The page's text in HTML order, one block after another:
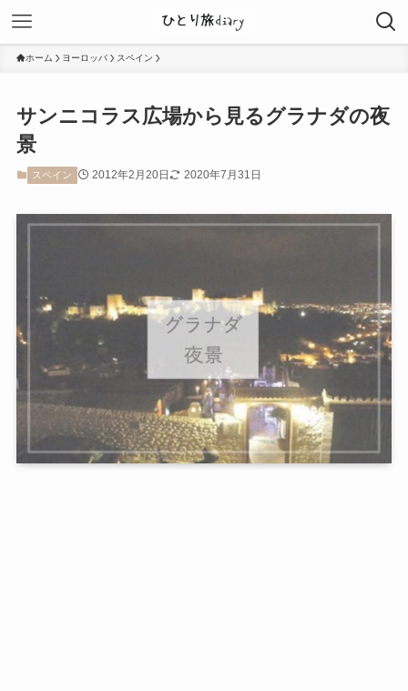
ホーム ヨーロッパ スペイン
サンニコラス広場から見るグラナダの夜
景
スペイン 2012年2月20日 2020年7月31日